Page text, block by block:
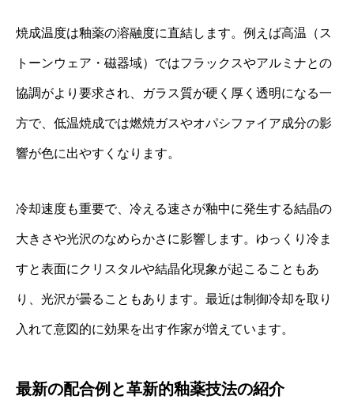
焼成温度は釉薬の溶融度に直結します。例えば高温（ス
トーンウェア・磁器域）ではフラックスやアルミナとの
協調がより要求され、ガラス質が硬く厚く透明になる一
方で、低温焼成では燃焼ガスやオパシファイア成分の影
響が色に出やすくなります。
冷却速度も重要で、冷える速さが釉中に発生する結晶の
大きさや光沢のなめらかさに影響します。ゆっくり冷ま
すと表面にクリスタルや結晶化現象が起こることもあ
り、光沢が曇ることもあります。最近は制御冷却を取り
入れて意図的に効果を出す作家が増えています。
最新の配合例と革新的釉薬技法の紹介